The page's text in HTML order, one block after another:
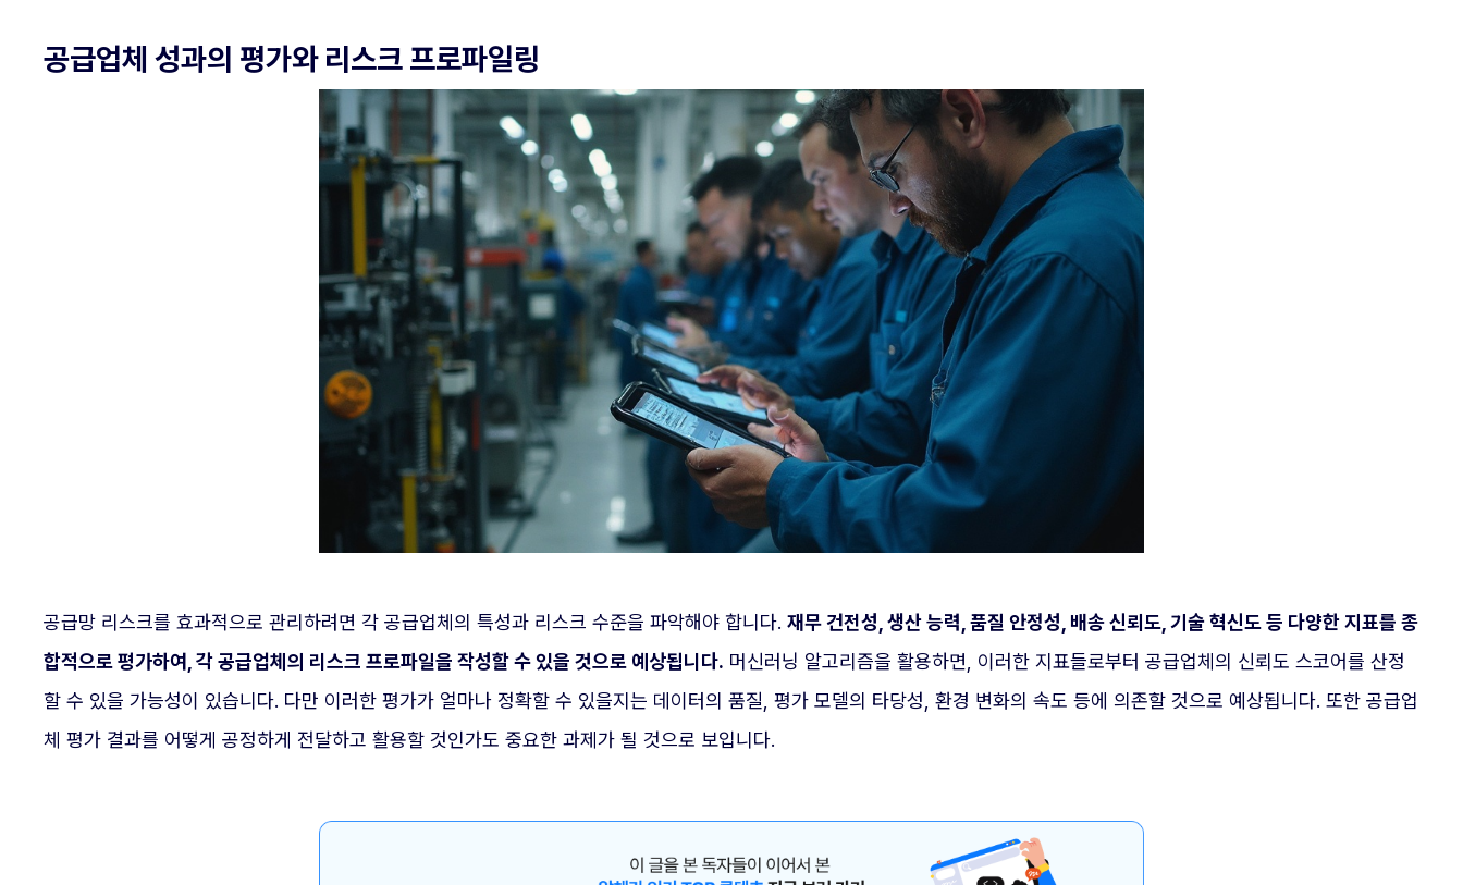
공급업체 성과의 평가와 리스크 프로파일링
공급망 리스크를 효과적으로 관리하려면 각 공급업체의 특성과 리스크 수준을 파악해야 합니다. 재무 건전성, 생산 능력, 품질 안정성, 배송 신뢰도, 기술 혁신도 등 다양한 지표를 종
합적으로 평가하여, 각 공급업체의 리스크 프로파일을 작성할 수 있을 것으로 예상됩니다. 머신러닝 알고리즘을 활용하면, 이러한 지표들로부터 공급업체의 신뢰도 스코어를 산정
할 수 있을 가능성이 있습니다. 다만 이러한 평가가 얼마나 정확할 수 있을지는 데이터의 품질, 평가 모델의 타당성, 환경 변화의 속도 등에 의존할 것으로 예상됩니다. 또한 공급업
체 평가 결과를 어떻게 공정하게 전달하고 활용할 것인가도 중요한 과제가 될 것으로 보입니다.